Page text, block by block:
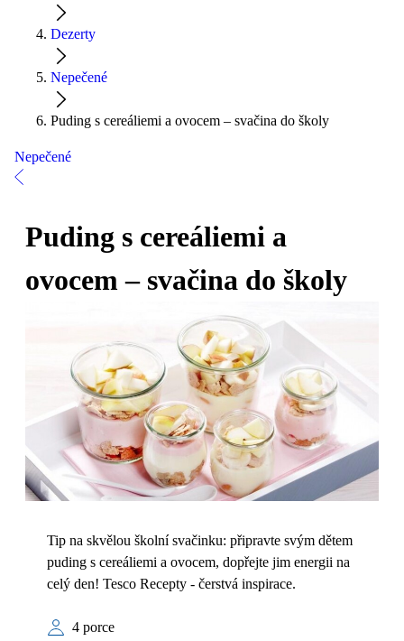
Dezerty
Nepečené
Puding s cereáliemi a ovocem – svačina do školy
Nepečené
Puding s cereáliemi a
ovocem – svačina do školy
Tip na skvělou školní svačinku: připravte svým dětem
puding s cereáliemi a ovocem, dopřejte jim energii na
celý den! Tesco Recepty - čerstvá inspirace.
4 porce